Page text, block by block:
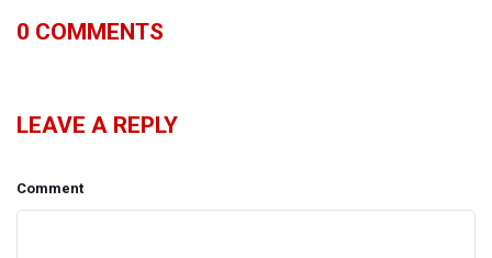
0 COMMENTS
LEAVE A REPLY
Comment